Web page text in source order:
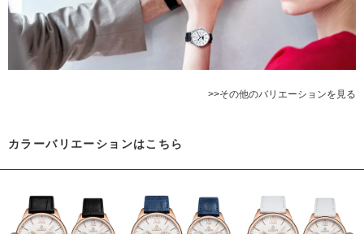
>>その他のバリエーションを見る
カラーバリエーションはこちら